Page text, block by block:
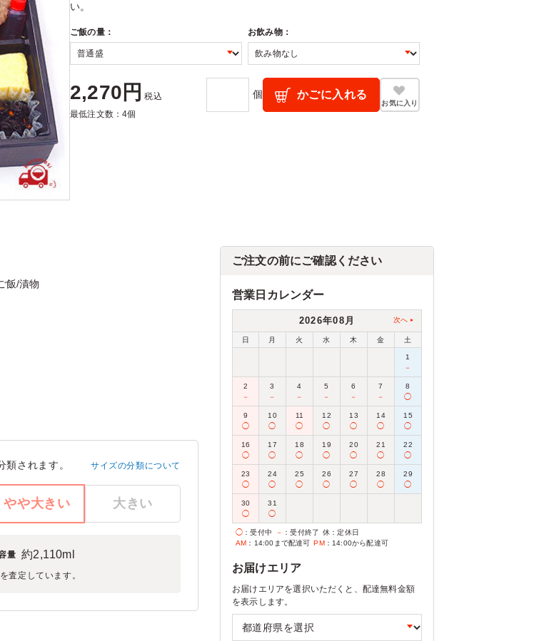
い。
ご飯の量： お飲み物：
2,270円 税込
最低注文数：4個
個 かごに入れる
お気に入り
飯/漬物
されます。 サイズの分類について
やや大きい 大きい
量 約2,110ml
査定しています。
ご注文の前にご確認ください
営業日カレンダー
2026年08月 次へ
日 月 火 水 木 金 土
1
－
2
－
3
－
4
－
5
－
6
－
7
－
8
◯
9
◯
10
◯
11
◯
12
◯
13
◯
14
◯
15
◯
16
◯
17
◯
18
◯
19
◯
20
◯
21
◯
22
◯
23
◯
24
◯
25
◯
26
◯
27
◯
28
◯
29
◯
30
◯
31
◯
◯ ：受付中 － ：受付終了 休 ：定休日
AM ：14:00まで配達可 PM：14:00から配達可
お届けエリア
お届けエリアを選択いただくと、配達無料金額
を表示します。